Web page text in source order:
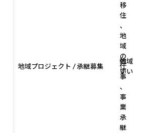
地域プロジェクト / 承継募集
移
住
、
地
域
の
仕
事
、
事
業
承
継
強
い
地域との
すい